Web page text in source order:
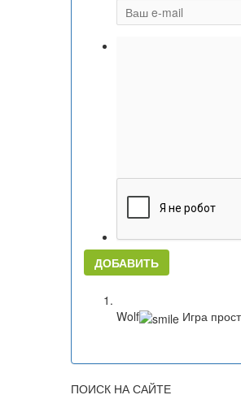
ДОБАВИТЬ
Wolf
Игра
ПОИСК НА САЙТЕ